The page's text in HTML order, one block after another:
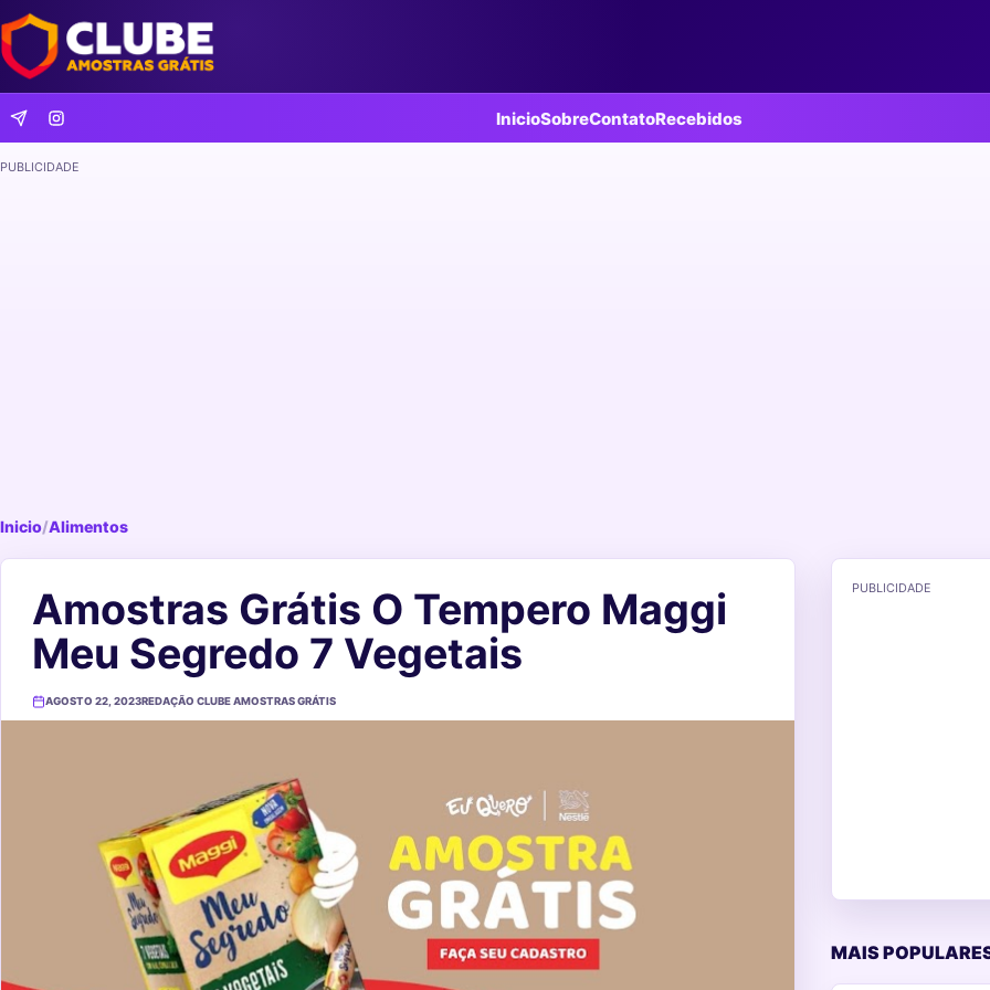
InicioSobreContatoRecebidos
PUBLICIDADE
Inicio/Alimentos
Amostras Grátis O Tempero Maggi
Meu Segredo 7 Vegetais
AGOSTO 22, 2023REDAÇÃO CLUBE AMOSTRAS GRÁTIS
PUBLICIDADE
MAIS